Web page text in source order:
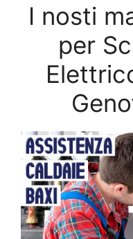
I nosti
per